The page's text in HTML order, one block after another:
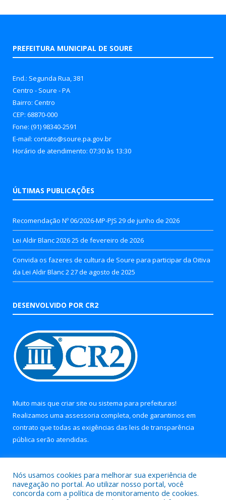
PREFEITURA MUNICIPAL DE SOURE
End.: Segunda Rua, 381
Centro - Soure - PA
Bairro: Centro
CEP: 68870-000
Fone: (91) 98340-2591
E-mail: contato@soure.pa.gov.br
Horário de atendimento: 07:30 às 13:30
ÚLTIMAS PUBLICAÇÕES
Recomendação Nº 06/2026-MP-PJS 29 de junho de 2026
Lei Aldir Blanc 202625 de fevereiro de 2026
Convida os fazeres de cultura de Soure para participar da Oitiva
da Lei Aldir Blanc 227 de agosto de 2025
DESENVOLVIDO POR CR2
Muito mais que criar site ou sistema para prefeituras!
Realizamos uma assessoria completa, onde garantimos em
contrato que todas as exigências das leis de transparência
pública serão atendidas.
Nós usamos cookies para melhorar sua experiência de
navegação no portal. Ao utilizar nosso portal, você
concorda com a política de monitoramento de cookies.